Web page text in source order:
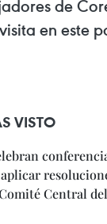
de
en este
VISTO
Central